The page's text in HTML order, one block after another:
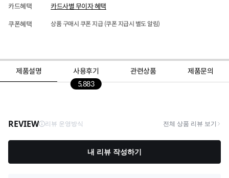
카드혜택 카드사별 무이자 혜택
쿠폰혜택 상품 구매시 쿠폰 지급 (쿠폰 지급시 별도 알림)
제품설명
사용후기
5,883
관련상품 제품문의